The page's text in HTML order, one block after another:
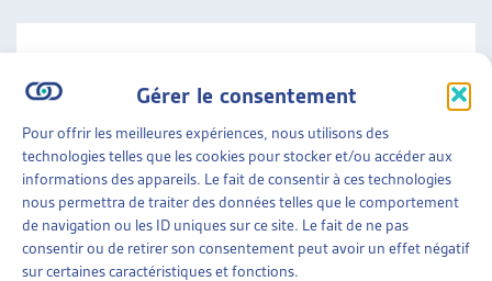
Gérer le consentement
Pour offrir les meilleures expériences, nous utilisons des
technologies telles que les cookies pour stocker et/ou accéder aux
informations des appareils. Le fait de consentir à ces technologies
nous permettra de traiter des données telles que le comportement
de navigation ou les ID uniques sur ce site. Le fait de ne pas
consentir ou de retirer son consentement peut avoir un effet négatif
sur certaines caractéristiques et fonctions.
THÉMATIQUES
GUIDE SOCIAL ROMAND
AUTRES
ARTIAS
L’ASSOCIATION
PROJETS ET ACTIVITÉS
JOURNÉES D’AUTOMNE
A noter que nous ne répondons pas aux messages liés
aux situations personnelles. Adressez-vous en priorité
aux services concernés de votre canton.
Nom